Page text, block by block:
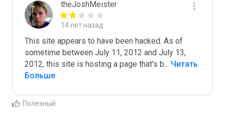
theJoshMeister
14 лет назад
This site appears to have been hacked. As of
sometime between July 11, 2012 and July 13,
2012, this site is hosting a page that's b... Читать
Больше
Полезный